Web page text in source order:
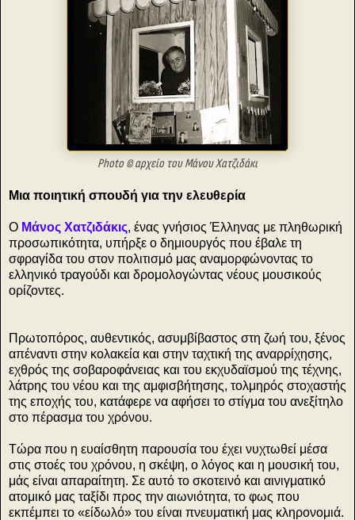
Photo © αρχείο του Mάνου Χατζιδάκι
Μια ποιητική σπουδή για την ελευθερία
Ο Μάνος Χατζιδάκις, ένας γνήσιος Έλληνας με πληθωρική
προσωπικότητα, υπήρξε ο δημιουργός που έβαλε τη
σφραγίδα του στον πολιτισμό μας αναμορφώνοντας το
ελληνικό τραγούδι και δρομολογώντας νέους μουσικούς
ορίζοντες.
Πρωτοπόρος, αυθεντικός, ασυμβίβαστος στη ζωή του, ξένος
απέναντι στην κολακεία και στην ταχτική της αναρρίχησης,
εχθρός της σοβαροφάνειας και του εκχυδαϊσμού της τέχνης,
λάτρης του νέου και της αμφισβήτησης, τολμηρός στοχαστής
της εποχής του, κατάφερε να αφήσει το στίγμα του ανεξίτηλο
στο πέρασμα του χρόνου.
Τώρα που η ευαίσθητη παρουσία του έχει νυχτωθεί μέσα
στις στοές του χρόνου, η σκέψη, ο λόγος και η μουσική του,
μάς είναι απαραίτητη. Σε αυτό το σκοτεινό και αινιγματικό
ατομικό μας ταξίδι προς την αιωνιότητα, το φως που
εκπέμπει το «είδωλό» του είναι πνευματική μας κληρονομιά.